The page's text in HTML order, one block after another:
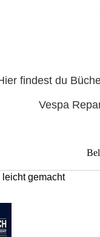
findest du
Vespa
gemacht